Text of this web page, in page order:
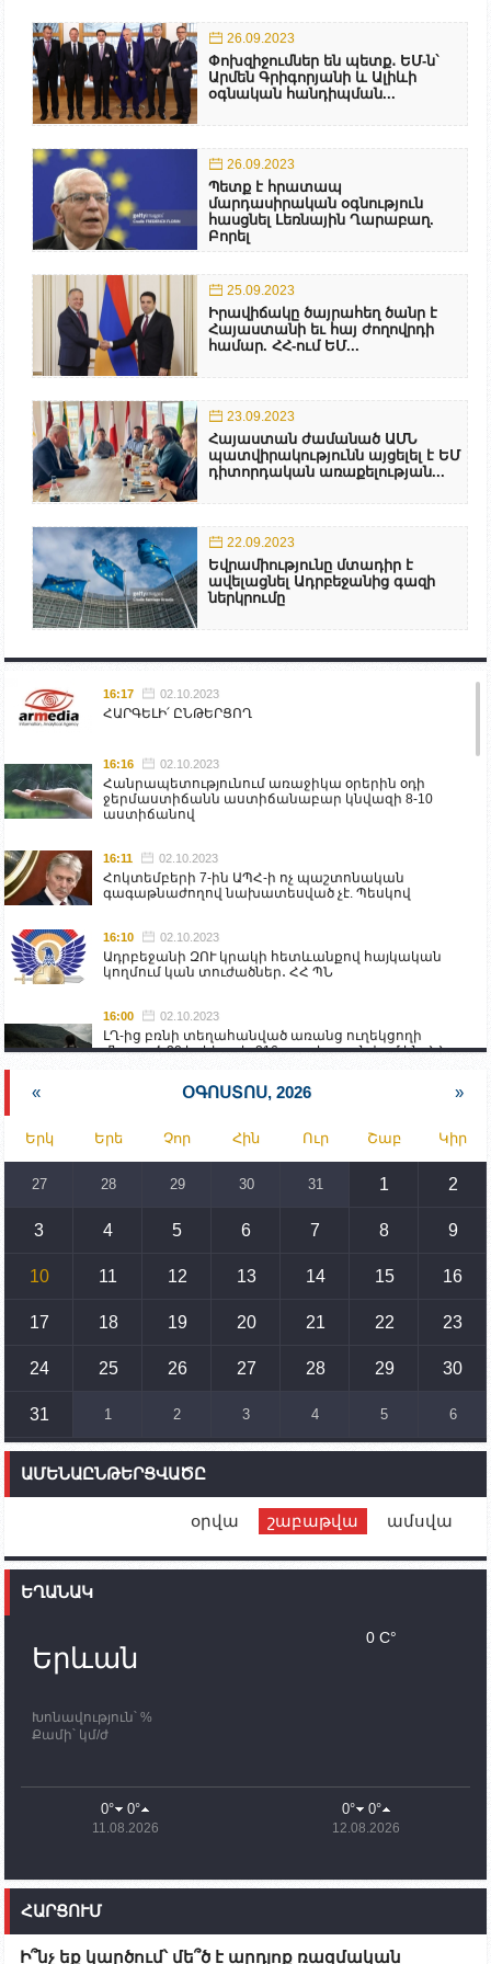
26.09.2023
Փոխզիջումներ են պետք․ ԵՄ-ն`
Արմեն Գրիգորյանի և Ալիևի
օգնական հանդիպման...
26.09.2023
Պետք է հրատապ
մարդասիրական օգնություն
հասցնել Լեռնային Ղարաբաղ.
Բորել
25.09.2023
Իրավիճակը ծայրահեղ ծանր է
Հայաստանի եւ հայ ժողովրդի
համար. ՀՀ-ում ԵՄ...
23.09.2023
Հայաստան ժամանած ԱՄՆ
պատվիրակությունն այցելել է ԵՄ
դիտորդական առաքելության...
22.09.2023
Եվրամիությունը մտադիր է
ավելացնել Ադրբեջանից գազի
ներկրումը
16:17 02.10.2023
ՀԱՐԳԵԼԻ՛ ԸՆԹԵՐՑՈՂ
16:16 02.10.2023
Հանրապետությունում առաջիկա օրերին օդի
ջերմաստիճանն աստիճանաբար կնվազի 8-10
աստիճանով
16:11 02.10.2023
Հոկտեմբերի 7-ին ԱՊՀ-ի ոչ պաշտոնական
գագաթնաժողով նախատեսված չէ. Պեսկով
16:10 02.10.2023
Ադրբեջանի ԶՈՒ կրակի հետևանքով հայկական
կողմում կան տուժածներ․ ՀՀ ՊՆ
16:00 02.10.2023
ԼՂ-ից բռնի տեղահանված առանց ուղեկցողի
մնացած 20 երեխա և 216 տարեց գտնվում են ՀՀ
Իրանը կողմ է տարածաշրջանի համար շահավետ
տրանսպորտային հաղորդակցությունների
զարգացմանը, սակայն ոչ՝ միջազգային
սահմանների փոփոխությանը
15:10 02.10.2023
սպառնալիքները կասեցնելու համար. իսպանացի
պատգամավորը Գորիսում է
14:54 02.10.2023
տեղակայված հայկական դիրքերի անձնակազմի
համար սնունդ տեղափոխող մեքենայի
ունեն. կիպրոսցի խորհրդարանականը՝ Ալեն
Ֆրանսիայի ԱԳ նախարարը կայցելի Հայաստան
պատասխանատուներ կմնան ԼՂ-ում՝ մինչև
որոնողափրկարարական աշխատանքների
11:03
ՄԱԿ-ի առաքելությունը շատ, շատ, շատ օգտակար
Ադրբեջանի փոխվարչապետն այսօր կմեկնի
Ստեփանակերտ
10:07 02.10.2023
« ՕԳՈՍՏՈՍ, 2026 »
Երկ Երե Չոր Հին Ուր Շաբ Կիր
27 28 29 30 31 1 2
3 4 5 6 7 8 9
10 11 12 13 14 15 16
17 18 19 20 21 22 23
24 25 26 27 28 29 30
31 1 2 3 4 5 6
ԱՄԵՆԱԸՆԹԵՐՑՎԱԾԸ
օրվա շաբաթվա ամսվա
ԵՂԱՆԱԿ
Երևան
Խոնավություն՝ %
Քամի՝ կմ/ժ
0 C°
0° 0°
11.08.2026
0° 0°
12.08.2026
ՀԱՐՑՈՒՄ
Ի՞նչ եք կարծում՝ մե՞ծ է արդյոք ռազմական